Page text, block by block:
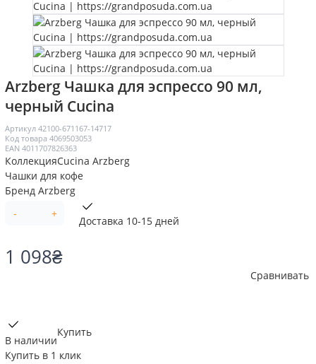
Arzberg Чашка для эспрессо 90 мл,
черный Cucina
Артикул 42100-671167-14717
Код товара 4069503053
EAN 4011707826363
КоллекцияCucina Arzberg
Чашки для кофе
Бренд Arzberg
-
+
Доставка 10-15 дней
1 098₴
Сравнивать
В наличии
Купить
Купить в 1 клик